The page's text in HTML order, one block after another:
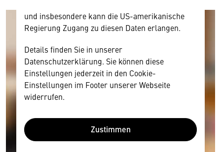
und insbesondere kann die US-amerikanische
Regierung Zugang zu diesen Daten erlangen.
Details finden Sie in unserer
Datenschutzerklärung. Sie können diese
Einstellungen jederzeit in den Cookie-
Einstellungen im Footer unserer Webseite
widerrufen.
Zustimmen